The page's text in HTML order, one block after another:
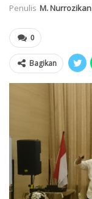
Penulis M. Nurrozikan
0
Bagikan